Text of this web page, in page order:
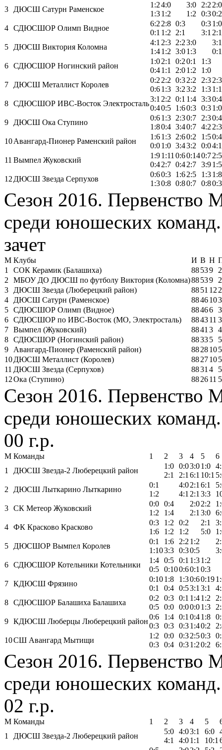
3
ДЮСШ Сатурн Раменское
1:2
1:3
4:0
1:2
3:0
1:2
2:2
0:3
2:0
0:2
4 СДЮСШОР Олимп Видное
6:2
0:1
2:8
1:2
0:3
2:1
0:3
3:1
1:0
2:1
5
ДЮСШ Виктория Коломна
4:1
1:4
2:3
1:2
2:2
3:0
3:0
1:3
3:1
0:1
6 СДЮСШОР Ногинский район
1:0
0:4
2:1
1:1
0:2
2:0
0:1
1:2
1:3
1:0
7
ДЮСШ Металлист Королев
0:2
0:6
2:2
1:3
0:3
3:2
2:2
3:2
2:3
1:3
2:3
1:1
8 СДЮСШОР ИВС-Восток Электросталь
3:1
0:4
2:2
0:5
0:1
1:6
1:4
0:3
3:3
0:3
0:4
1:0
9
ДЮСШ Ока Ступино
0:6
1:8
1:3
0:4
2:3
3:4
0:7
0:7
2:3
4:2
0:4
2:3
10Авангард-Пионер Раменский район
1:6
0:0
1:3
1:0
2:6
3:4
0:2
3:2
1:5
0:0
0:4
4:1
11 Вымпел Жуковский
1:9
0:4
1:11
2:7
0:6
0:4
0:14
2:7
0:7
3:9
2:5
1:5
12 ДЮСШ Звезда Серпухов
0:6
1:3
0:3
0:8
1:6
0:8
2:5
0:7
1:3
0:8
1:8
0:3
Сезон 2016. Первенство
среди юношеских
зачет
М Клубы И В Н
1
СОК Керамик (Балашиха) 88539
2
МБОУ ДО ДЮСШ по футболу Виктория (Коломна)88539
3
ДЮСШ Звезда (Люберецкий район) 8851 12
4
ДЮСШ Сатурн (Раменское) 884610
5 СДЮСШОР Олимп (Видное) 88466
6 СДЮСШОР по ИВС-Восток (МО, Электросталь) 884311
7 Вымпел (Жуковский) 8841 3
8 СДЮСШОР (Ногинский район) 88335
9
Авангард-Пионер (Раменский район) 882810
10ДЮСШ Металлист (Королев) 882710
11 ДЮСШ Звезда (Серпухов) 8831 4
12Ока (Ступино) 882611
Сезон 2016. Первенство
среди юношеских
00 г.р.
М Команды 1 2 3 4 5
6
1
ДЮСШ Звезда-2 Люберецкий район
1:0
2:1
0:0
2:1
3:0
6:1
1:0
10:1
2
ДЮСШ Лыткарино Лыткарино
0:1
1:2
4:0
4:1
2:1
2:1
6:1
3:3
3 СК Метеор Жуковский
0:0
1:2
0:4
1:4
2:0
2:1
2:2
3:0
4 ФК Красково Красково
0:3
1:6
1:2
1:2
0:2
1:2
2:1
5:0
5
ДЮСШОР Вымпел Королев
0:1
1:10
1:6
3:3
2:2
0:3
1:2
0:5
6 СДЮСШОР Котельники Котельники
1:4
0:5
0:5
0:10
0:1
0:6
1:3
0:1
1:2
0:3
7 КДЮСШ Фрязино
0:10
0:1
1:8
0:4
1:3
0:5
0:6
3:1
0:19
3:1
8 СДЮСШОР Балашиха Балашиха
0:2
0:5
0:3
0:0
0:1
0:0
1:4
0:0
1:2
1:3
9 КДЮСШ Люберцы Люберецкий район
0:6
0:3
1:4
0:3
0:1
0:3
0:4
1:4
1:8
0:2
10СШ Авангард Мытищи
1:2
0:3
0:0
0:4
0:3
0:3
2:5
1:2
0:3
0:2
Сезон 2016. Первенство
среди юношеских
02 г.р.
М Команды 1 2 3 4 5
1
ДЮСШ Звезда-2 Люберецкий район
5:0
4:1
4:0
4:0
3:1
1:1
6:0
10:1